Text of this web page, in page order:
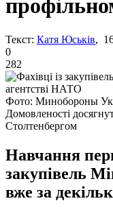
Текст: Катя Юськів,
0
282
Фото: Минобороны
Домовленості
Столтенбергом
Навчання
закупівель
вже за